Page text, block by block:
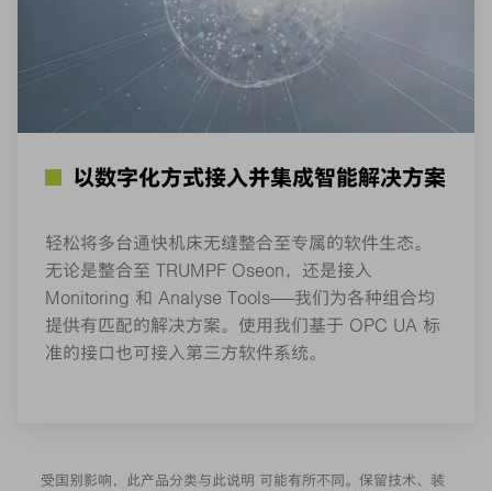
以数字化方式接入并集成智能解决方案
轻松将多台通快机床无缝整合至专属的软件生态。
无论是整合至 TRUMPF Oseon，还是接入
Monitoring 和 Analyse Tools——我们为各种组合均
提供有匹配的解决方案。使用我们基于 OPC UA 标
准的接口也可接入第三方软件系统。
受国别影响，此产品分类与此说明 可能有所不同。保留技术、装